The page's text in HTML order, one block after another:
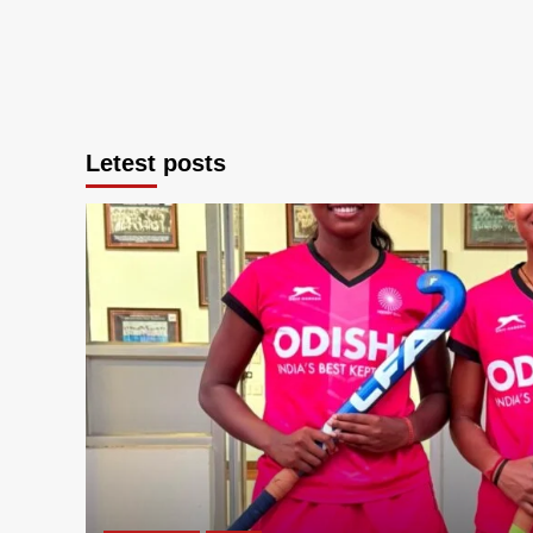
Letest posts